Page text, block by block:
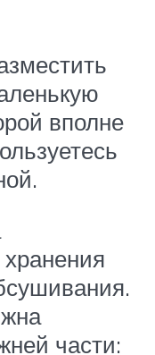
вполне
части: